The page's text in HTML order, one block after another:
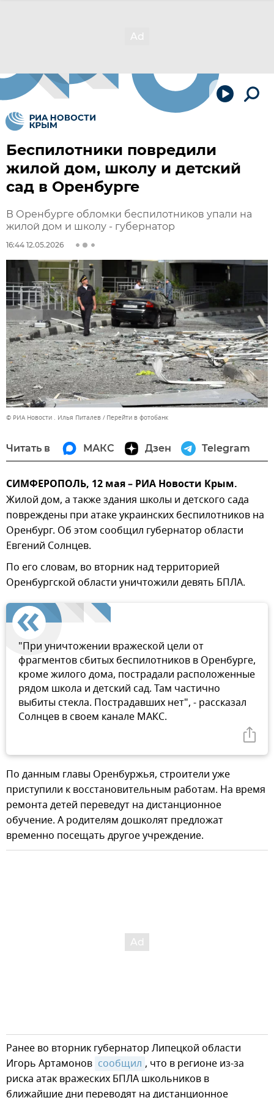
Беспилотники повредили
жилой дом, школу и детский
сад в Оренбурге
В Оренбурге обломки беспилотников упали на
жилой дом и школу - губернатор
16:44 12.05.2026
© РИА Новости . Илья Питалев Перейти в фотобанк
Читать в МАКС Дзен Telegram
СИМФЕРОПОЛЬ, 12 мая – РИА Новости Крым.
Жилой дом, а также здания школы и детского сада
повреждены при атаке украинских беспилотников на
Оренбург. Об этом сообщил губернатор области
Евгений Солнцев.
По его словам, во вторник над территорией
Оренбургской области уничтожили девять БПЛА.
"При уничтожении вражеской цели от
фрагментов сбитых беспилотников в Оренбурге,
кроме жилого дома, пострадали расположенные
рядом школа и детский сад. Там частично
выбиты стекла. Пострадавших нет", - рассказал
Солнцев в своем канале МАКС.
По данным главы Оренбуржья, строители уже
приступили к восстановительным работам. На время
ремонта детей переведут на дистанционное
обучение. А родителям дошколят предложат
временно посещать другое учреждение.
Ранее во вторник губернатор Липецкой области
Игорь Артамонов сообщил , что в регионе из-за
риска атак вражеских БПЛА школьников в
ближайшие дни переводят на дистанционное